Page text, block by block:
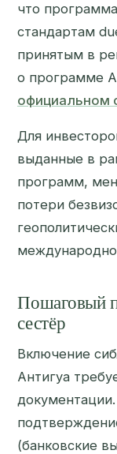
что
стандартам
принятым в
о программе
официальном
Для
выданные в
программ,
потери
Пошаговый
сестёр
Включение
Антигуа
(банковские